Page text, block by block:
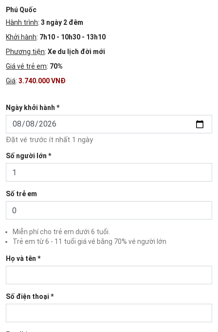
Phú Quốc
Hành trình:3 ngày 2 đêm
Khởi hành: 7h10 - 10h30 - 13h10
Phương tiện:Xe du lịch đời mới
Giá vé trẻ em: 70%
Giá:3.740.000 VNĐ
Ngày khởi hành *
Đặt vé trước ít nhất 1 ngày
Số người lớn *
Số trẻ em
Miễn phí cho trẻ em dưới 6 tuổi.
Trẻ em từ 6 - 11 tuổi giá vé bằng 70% vé người lớn
Họ và tên *
Số điện thoại *